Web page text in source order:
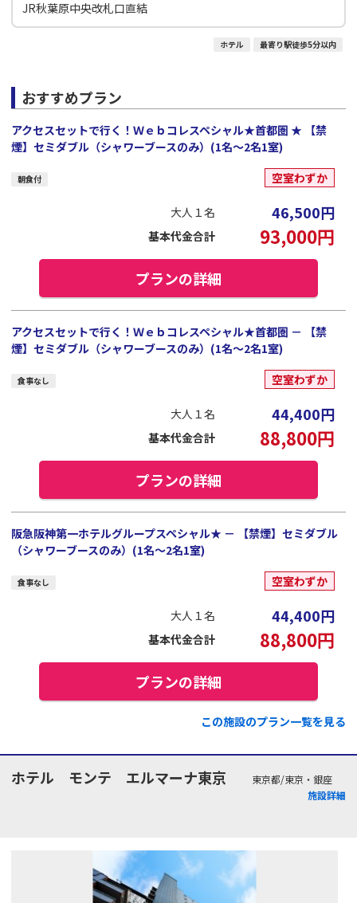
JR秋葉原中央改札口直結
ホテル 最寄り駅徒歩5分以内
おすすめプラン
アクセスセットで行く！Ｗｅｂコレスペシャル★首都圏 ★ 【禁
煙】セミダブル（シャワーブースのみ）(1名～2名1室)
朝食付 空室わずか
大人１名 46,500円
基本代金合計 93,000円
プランの詳細
アクセスセットで行く！Ｗｅｂコレスペシャル★首都圏 － 【禁
煙】セミダブル（シャワーブースのみ）(1名～2名1室)
食事なし 空室わずか
大人１名 44,400円
基本代金合計 88,800円
プランの詳細
阪急阪神第一ホテルグループスペシャル★ － 【禁煙】セミダブル
（シャワーブースのみ）(1名～2名1室)
食事なし 空室わずか
大人１名 44,400円
基本代金合計 88,800円
プランの詳細
この施設のプラン一覧を見る
ホテル モンテ エルマーナ東京
東京都/東京・銀座
施設詳細